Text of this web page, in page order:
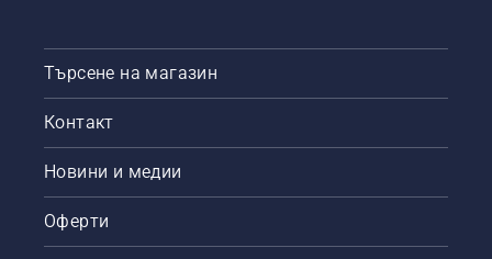
Търсене на магазин
Контакт
Новини и медии
Оферти